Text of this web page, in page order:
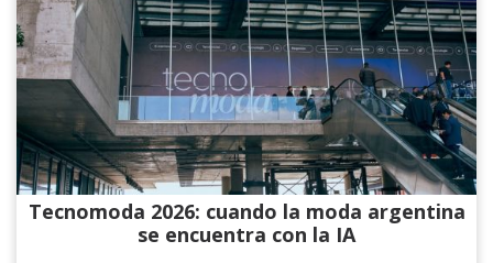
Tecnomoda 2026: cuando la moda argentina
se encuentra con la IA